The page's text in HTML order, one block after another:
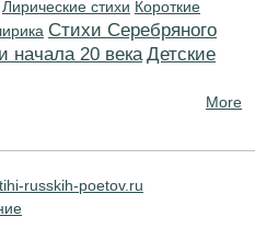
Лирические стихи Короткие
Cтихи Серебряного
начала 20 века Детские
More
russkih-poetov.ru